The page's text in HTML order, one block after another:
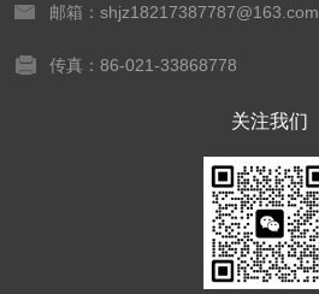
邮箱：shjz18217387787@163.com
传真：86-021-33868778
关注我们